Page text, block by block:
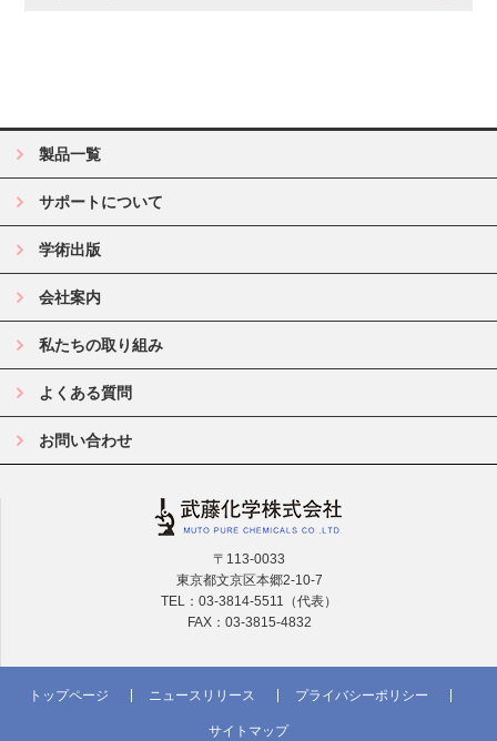
製品一覧
サポートについて
学術出版
会社案内
私たちの取り組み
よくある質問
お問い合わせ
〒113-0033
東京都文京区本郷2-10-7
TEL：03-3814-5511（代表）
FAX：03-3815-4832
トップページ ニュースリリース プライバシーポリシー
サイトマップ